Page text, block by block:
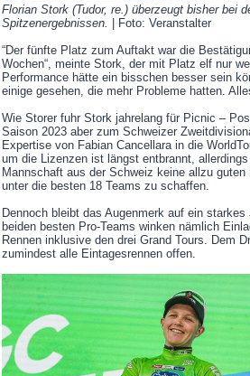
Florian Stork (Tudor, re.) überzeugt bisher bei
Spitzenergebnissen. | Foto: Veranstalter
“Der fünfte Platz zum Auftakt war die
Wochen“, meinte Stork, der mit Platz elf nur
Performance hätte ein bisschen besser sein
einige gesehen, die mehr Probleme hatten.
Wie Storer fuhr Stork jahrelang für Picnic –
Saison 2023 aber zum Schweizer
Expertise von Fabian Cancellara in die
um die Lizenzen ist längst entbrannt,
Mannschaft aus der Schweiz keine allzu
unter die besten 18 Teams zu schaffen.
Dennoch bleibt das Augenmerk auf ein
beiden besten Pro-Teams winken nämlich
Rennen inklusive den drei Grand Tours. Dem
zumindest alle Eintagesrennen offen.